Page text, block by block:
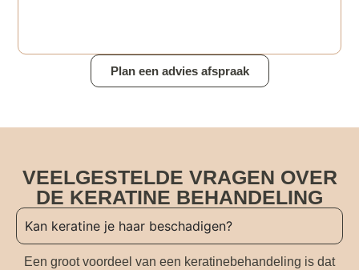
Plan een advies afspraak
VEELGESTELDE VRAGEN OVER
DE KERATINE BEHANDELING
Kan keratine je haar beschadigen?
Een groot voordeel van een keratinebehandeling is dat